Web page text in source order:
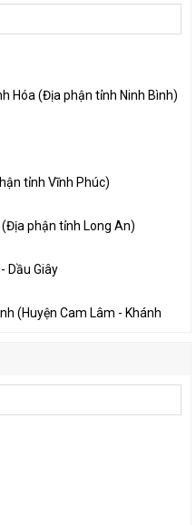
Hóa (Địa phận tỉnh Ninh Bình)
tỉnh Vĩnh Phúc)
phận tỉnh Long An)
Dầu Giây
(Huyện Cam Lâm - Khánh
phận tỉnh Quảng Nam)